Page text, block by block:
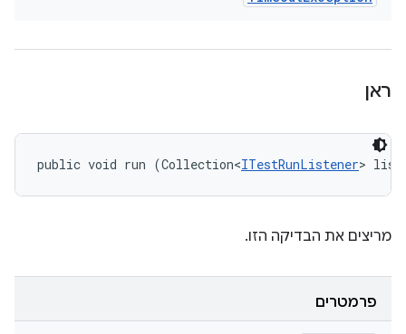
ראן
public void run (Collection<ITestRunListener>
מריצים את הבדיקה הזו.
פרמטרים